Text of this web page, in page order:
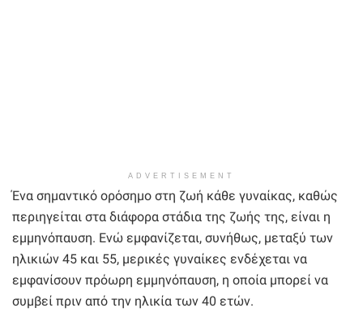
ADVERTISEMENT
Ένα σημαντικό ορόσημο στη ζωή κάθε γυναίκας, καθώς
περιηγείται στα διάφορα στάδια της ζωής της, είναι η
εμμηνόπαυση. Ενώ εμφανίζεται, συνήθως, μεταξύ των
ηλικιών 45 και 55, μερικές γυναίκες ενδέχεται να
εμφανίσουν πρόωρη εμμηνόπαυση, η οποία μπορεί να
συμβεί πριν από την ηλικία των 40 ετών.